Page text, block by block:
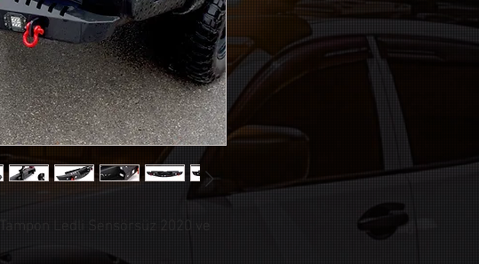
Ledli Sensörsüz 2020 ve